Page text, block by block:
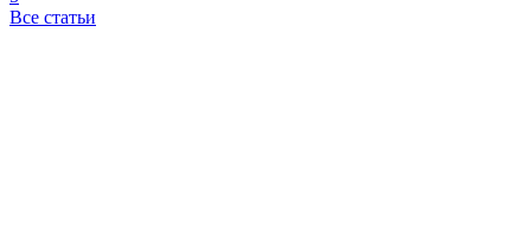
Все статьи